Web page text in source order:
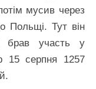
мусив через
Польщі. Тут він
брав участь у
15 серпня 1257